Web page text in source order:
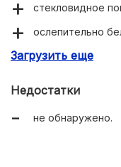
стекловидное
ослепительно
практичность.
Загрузить еще
Недостатки
не обнаружено.